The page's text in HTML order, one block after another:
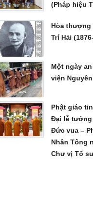
(Pháp hiệu
Hòa thượng
Trí Hải
Một ngày
viện
Phật giáo
Đại lễ tưởng
Đức vua –
Nhân Tông
Chư vị Tổ